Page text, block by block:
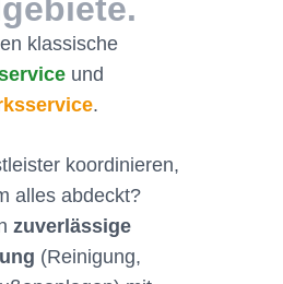
klassische
und
.
koordinieren,
alles abdeckt?
zuverlässige
(Reinigung,